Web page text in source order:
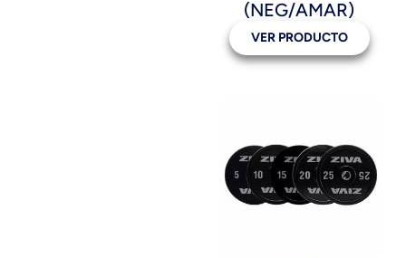
(NEG/AMAR)
VER PRODUCTO